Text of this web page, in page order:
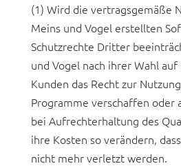
(1) Wird die vertragsgemäße
Meins und Vogel erstellten
Schutzrechte Dritter
und Vogel nach ihrer Wahl
Kunden das Recht zur
Programme verschaffen oder
bei Aufrechterhaltung des
ihre Kosten so verändern,
nicht mehr verletzt werden.